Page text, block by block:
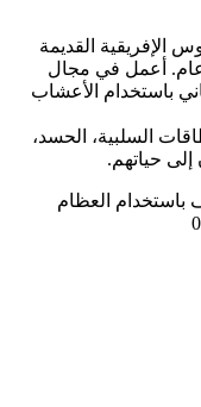
الإفريقية القديمة
توارثناها عن أجدادنا منذ أكثر من 300 عام. أعمل في مجال
باستخدام الأعشاب
السلبية، الحسد،
حياتهم.